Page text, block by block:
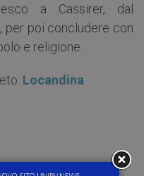
a Cassirer, dal
per poi concludere con
e religione.
Locandina